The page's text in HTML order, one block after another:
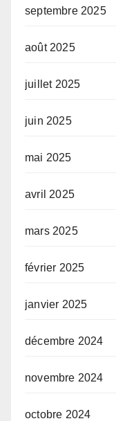
septembre 2025
août 2025
juillet 2025
juin 2025
mai 2025
avril 2025
mars 2025
février 2025
janvier 2025
décembre 2024
novembre 2024
octobre 2024